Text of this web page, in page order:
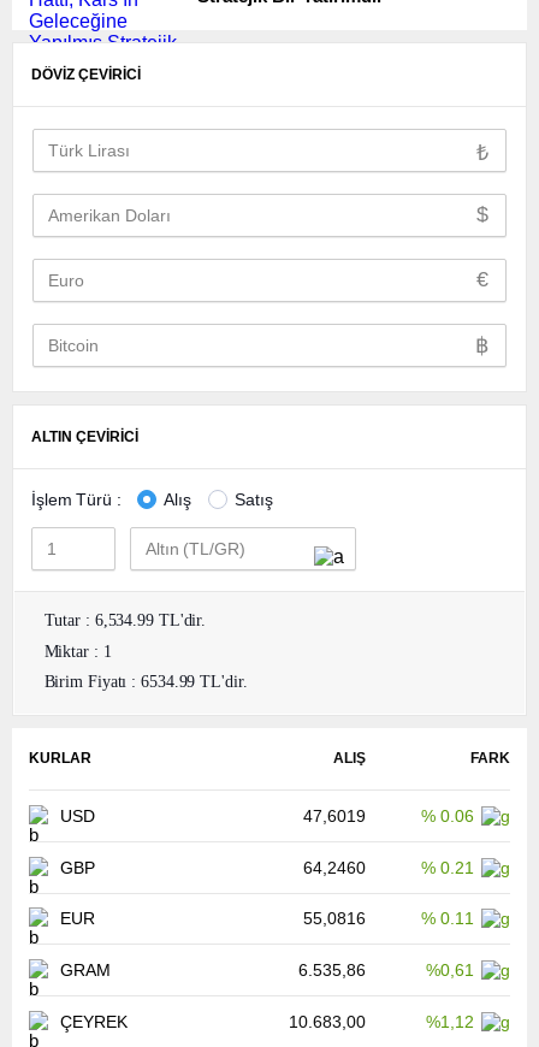
DÖVİZ ÇEVİRİCİ
₺
$
€
฿
ALTIN ÇEVİRİCİ
İşlem Türü : Alış Satış
Tutar : 6,534.99 TL'dir.
Miktar : 1
Birim Fiyatı : 6534.99 TL'dir.
KURLAR ALIŞ FARK
USD 47,6019 % 0.06
GBP 64,2460 % 0.21
EUR 55,0816 % 0.11
GRAM 6.535,86 %0,61
ÇEYREK 10.683,00 %1,12